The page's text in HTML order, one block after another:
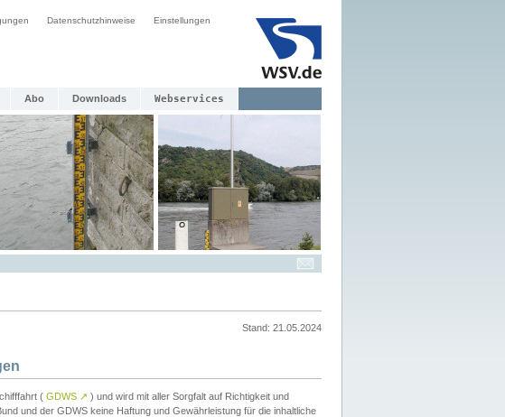
Datenschutzhinweise Einstellungen
Abo Downloads Webservices
Stand: 21.05.2024
( GDWS ↗ ) und wird mit aller Sorgfalt auf Richtigkeit und
und der GDWS keine Haftung und Gewährleistung für die inhaltliche